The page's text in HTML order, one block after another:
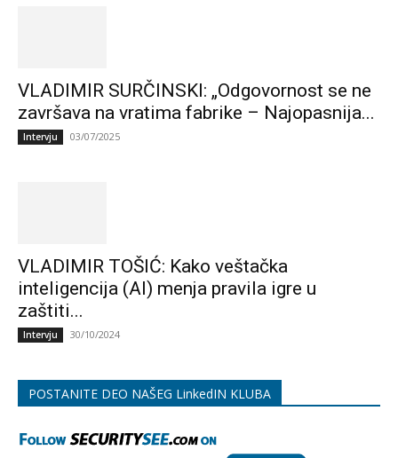
VLADIMIR SURČINSKI: „Odgovornost se ne
završava na vratima fabrike – Najopasnija...
Intervju 03/07/2025
VLADIMIR TOŠIĆ: Kako veštačka
inteligencija (AI) menja pravila igre u
zaštiti...
Intervju 30/10/2024
POSTANITE DEO NAŠEG LinkedIN KLUBA